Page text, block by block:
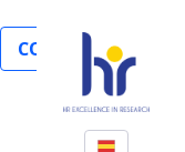
COLABORA